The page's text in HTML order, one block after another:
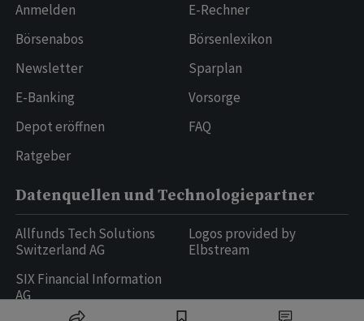
Anmelden
Börsenabos
Newsletter
E-Banking
Depot eröffnen
Ratgeber
E-Rechner
Börsenlexikon
Sparplan
Vorsorge
FAQ
Datenquellen und Technologiepartner
Allfunds Tech Solutions
Switzerland AG
SIX Financial Information
AG
Logos provided by
Elbstream